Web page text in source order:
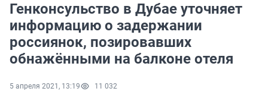
Генконсульство в Дубае уточняет
информацию о задержании
россиянок, позировавших
обнажёнными на балконе отеля
5 апреля 2021, 13:19 11 032